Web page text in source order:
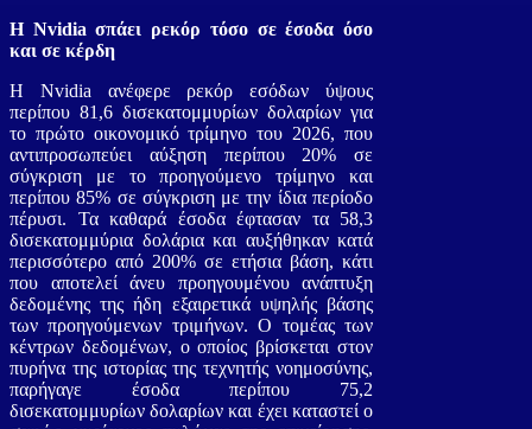
Η Nvidia σπάει ρεκόρ τόσο σε έσοδα όσο
και σε κέρδη
Η Nvidia ανέφερε ρεκόρ εσόδων ύψους
περίπου 81,6 δισεκατομμυρίων δολαρίων για
το πρώτο οικονομικό τρίμηνο του 2026, που
αντιπροσωπεύει αύξηση περίπου 20% σε
σύγκριση με το προηγούμενο τρίμηνο και
περίπου 85% σε σύγκριση με την ίδια περίοδο
πέρυσι. Τα καθαρά έσοδα έφτασαν τα 58,3
δισεκατομμύρια δολάρια και αυξήθηκαν κατά
περισσότερο από 200% σε ετήσια βάση, κάτι
που αποτελεί άνευ προηγουμένου ανάπτυξη
δεδομένης της ήδη εξαιρετικά υψηλής βάσης
των προηγούμενων τριμήνων. Ο τομέας των
κέντρων δεδομένων, ο οποίος βρίσκεται στον
πυρήνα της ιστορίας της τεχνητής νοημοσύνης,
παρήγαγε έσοδα περίπου 75,2
δισεκατομμυρίων δολαρίων και έχει καταστεί ο